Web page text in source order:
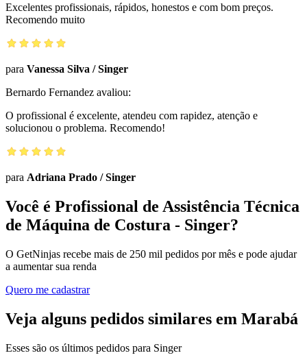
Excelentes profissionais, rápidos, honestos e com bom preços.
Recomendo muito
para Vanessa Silva /Singer
Bernardo Fernandez avaliou:
O profissional é excelente, atendeu com rapidez, atenção e
solucionou o problema. Recomendo!
para Adriana Prado /Singer
Você é Profissional de Assistência Técnica
de Máquina de Costura - Singer?
O GetNinjas recebe mais de 250 mil pedidos por mês e pode ajudar
a aumentar sua renda
Quero me cadastrar
Veja alguns pedidos similares em Marabá
Esses são os últimos pedidos para Singer